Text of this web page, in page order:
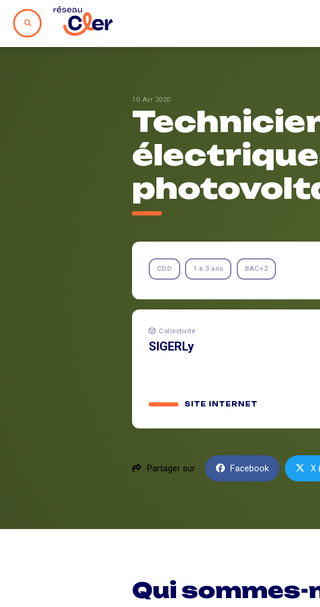
10 Avr 2020
CDD 1 à 3 ans BAC+2
Collectivité
SIGERLy
SITE INTERNET
Partager sur Facebook X
Qui sommes-